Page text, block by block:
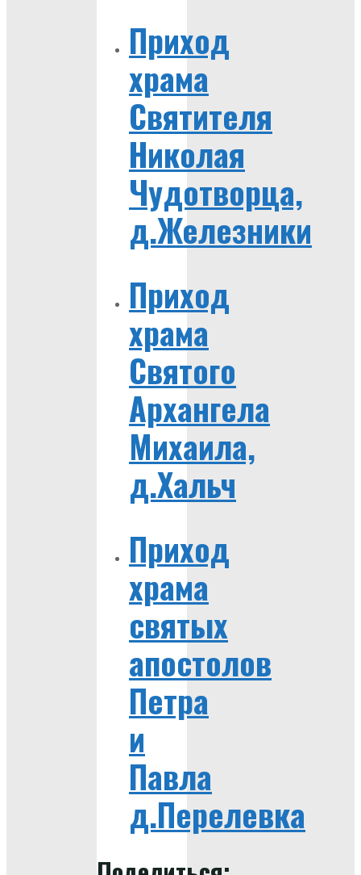
Приход
храма
Святителя
Николая
Чудотворца,
д.Железники
Приход
храма
Святого
Архангела
Михаила,
д.Хальч
Приход
храма
святых
апостолов
Петра
и
Павла
д.Перелевка